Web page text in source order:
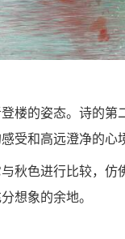
的姿态。诗的第
受和高远澄净的心
色进行比较，仿
想象的余地。